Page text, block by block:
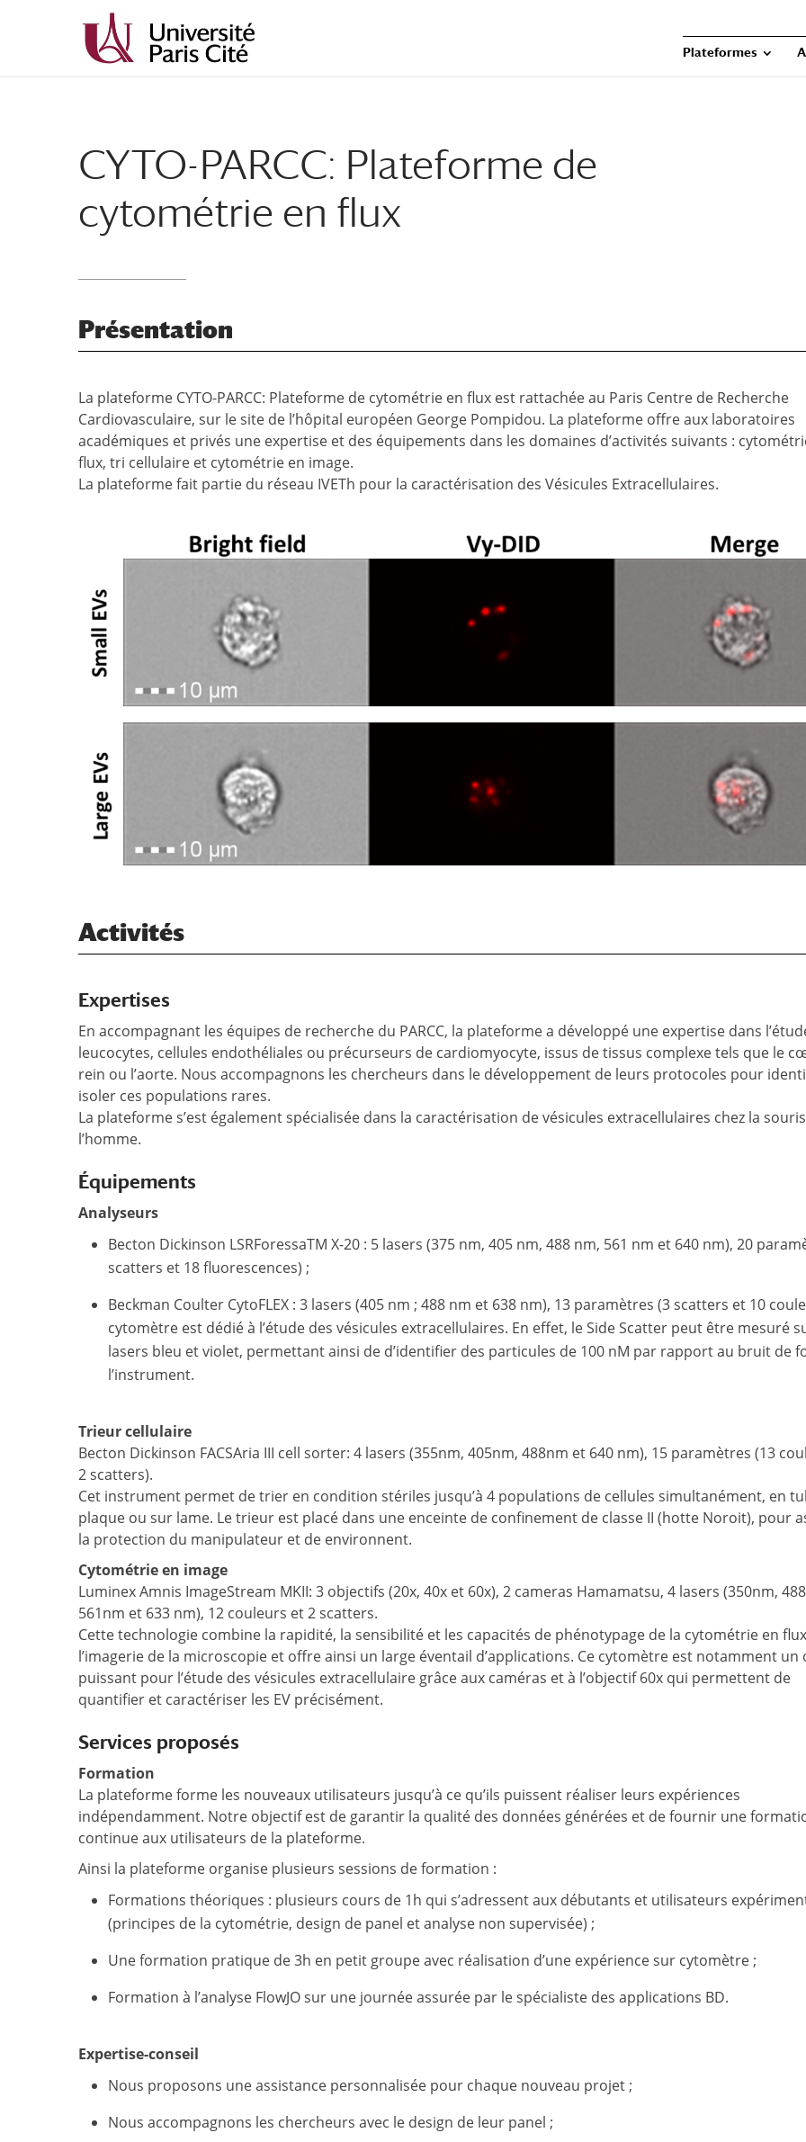
principal
navigation
Plateformes
CYTO-PARCC: Plateforme de
cytométrie en flux
Présentation
La plateforme CYTO-PARCC: Plateforme de cytométrie en flux est rattachée au Paris Centre de Recherche
Cardiovasculaire, sur le site de l’hôpital européen George Pompidou. La plateforme offre aux laboratoires
académiques et privés une expertise et des équipements dans les domaines d’activités suivants :
flux, tri cellulaire et cytométrie en image.
La plateforme fait partie du réseau IVETh pour la caractérisation des Vésicules Extracellulaires.
Activités
Expertises
En accompagnant les équipes de recherche du PARCC, la plateforme a développé une expertise dans
leucocytes, cellules endothéliales ou précurseurs de cardiomyocyte, issus de tissus complexe tels que le
rein ou l’aorte. Nous accompagnons les chercheurs dans le développement de leurs protocoles pour
isoler ces populations rares.
La plateforme s’est également spécialisée dans la caractérisation de vésicules extracellulaires chez la
l’homme.
Équipements
Analyseurs
Becton Dickinson LSRForessaTM X-20 : 5 lasers (375 nm, 405 nm, 488 nm, 561 nm et 640 nm), 20
scatters et 18 fluorescences) ;
Beckman Coulter CytoFLEX : 3 lasers (405 nm ; 488 nm et 638 nm), 13 paramètres (3 scatters et 10
cytomètre est dédié à l’étude des vésicules extracellulaires. En effet, le Side Scatter peut être mesuré
lasers bleu et violet, permettant ainsi de d’identifier des particules de 100 nM par rapport au bruit de
l’instrument.
Trieur cellulaire
Becton Dickinson FACSAria III cell sorter: 4 lasers (355nm, 405nm, 488nm et 640 nm), 15 paramètres (13
2 scatters).
Cet instrument permet de trier en condition stériles jusqu’à 4 populations de cellules simultanément, en
plaque ou sur lame. Le trieur est placé dans une enceinte de confinement de classe II (hotte Noroit), pour
la protection du manipulateur et de environnent.
Cytométrie en image
Luminex Amnis ImageStream MKII: 3 objectifs (20x, 40x et 60x), 2 cameras Hamamatsu, 4 lasers (350nm,
561nm et 633 nm), 12 couleurs et 2 scatters.
Cette technologie combine la rapidité, la sensibilité et les capacités de phénotypage de la cytométrie en
l’imagerie de la microscopie et offre ainsi un large éventail d’applications. Ce cytomètre est notamment un
puissant pour l’étude des vésicules extracellulaire grâce aux caméras et à l’objectif 60x qui permettent de
quantifier et caractériser les EV précisément.
Services proposés
Formation
La plateforme forme les nouveaux utilisateurs jusqu’à ce qu’ils puissent réaliser leurs expériences
indépendamment. Notre objectif est de garantir la qualité des données générées et de fournir une
continue aux utilisateurs de la plateforme.
Ainsi la plateforme organise plusieurs sessions de formation :
Formations théoriques : plusieurs cours de 1h qui s’adressent aux débutants et utilisateurs
(principes de la cytométrie, design de panel et analyse non supervisée) ;
Une formation pratique de 3h en petit groupe avec réalisation d’une expérience sur cytomètre ;
Formation à l’analyse FlowJO sur une journée assurée par le spécialiste des applications BD.
Expertise-conseil
Nous proposons une assistance personnalisée pour chaque nouveau projet ;
Nous accompagnons les chercheurs avec le design de leur panel ;